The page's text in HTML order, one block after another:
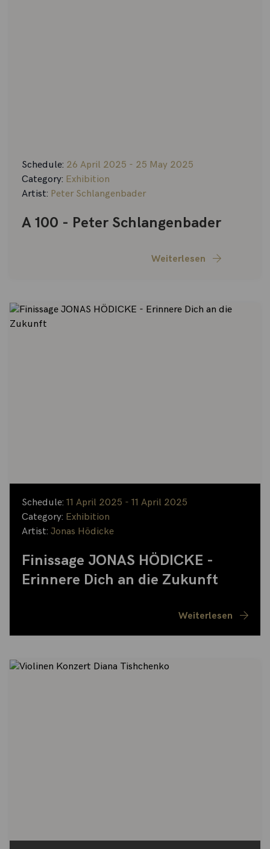
Schedule: 26 April 2025 - 25 May 2025
Category: Exhibition
Artist: Peter Schlangenbader
A 100 - Peter Schlangenbader
Weiterlesen
Schedule: 11 April 2025 - 11 April 2025
Category: Exhibition
Artist: Jonas Hödicke
Finissage JONAS HÖDICKE -
Erinnere Dich an die Zukunft
Weiterlesen